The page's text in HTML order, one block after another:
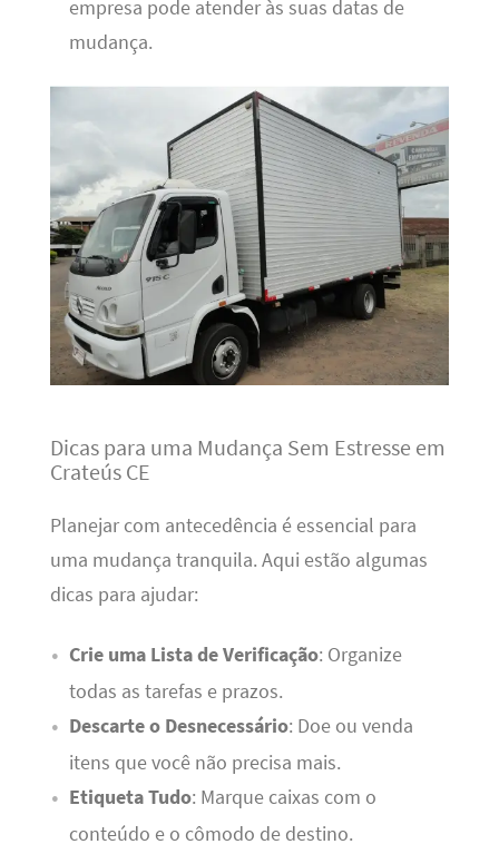
empresa pode atender às suas datas de
mudança.
Dicas para uma Mudança Sem Estresse em
Crateús CE
Planejar com antecedência é essencial para
uma mudança tranquila. Aqui estão algumas
dicas para ajudar:
Crie uma Lista de Verificação: Organize
todas as tarefas e prazos.
Descarte o Desnecessário: Doe ou venda
itens que você não precisa mais.
Etiqueta Tudo: Marque caixas com o
conteúdo e o cômodo de destino.